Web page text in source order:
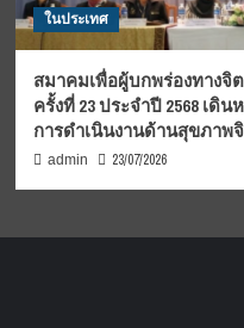
ในประเทศ
สมาคมเพื่อผู้บกพร่องทาง
ครั้งที่ 23 ประจำปี 2568 เ
การดำเนินงานด้านสุขภาพ
admin 23/07/2026